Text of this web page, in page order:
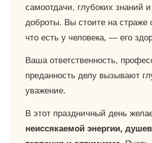
самоотдачи, глубоких знаний
доброты. Вы стоите на страже
что есть у человека, — его
Ваша ответственность,
преданность делу вызывают
уважение.
В этот праздничный день
неиссякаемой энергии,